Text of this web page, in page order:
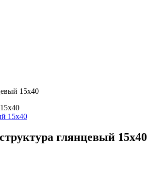
15х40
глянцевый 15х40